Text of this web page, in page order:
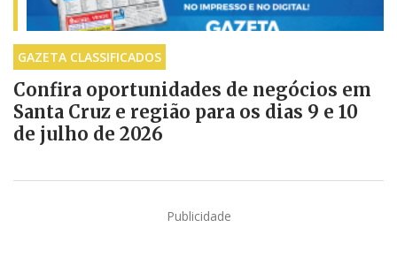
GAZETA CLASSIFICADOS
Confira oportunidades de negócios em
Santa Cruz e região para os dias 9 e 10
de julho de 2026
Publicidade